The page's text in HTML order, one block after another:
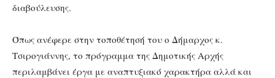
διαβούλευσης.
Όπως ανέφερε στην τοποθέτησή του ο Δήμαρχος κ.
Τσιρογιάννης, το πρόγραμμα της Δημοτικής Αρχής
περιλαμβάνει έργα με αναπτυξιακό χαρακτήρα αλλά και